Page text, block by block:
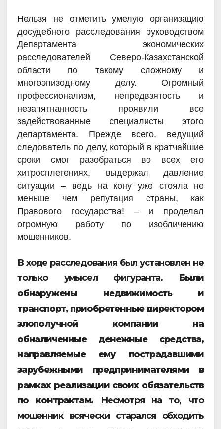
Нельзя не отметить умелую организацию
досудебного расследования руководством
Департамента экономических
расследователей Северо-Казахстанской
области по такому сложному и
многоэпизодному делу. Огромный
профессионализм, непредвзятость и
незапятнанность проявили все
задействованные специалисты этого
департамента. Прежде всего, ведущий
следователь по делу, который в кратчайшие
сроки смог разобраться во всех его
хитросплетениях, выдержал давление
ситуации – ведь на кону уже стояла не
меньше чем репутация страны, как
Правового государства! – и проделал
огромную работу по изобличению
мошенников.
В ходе расследования был установлен не
только умысел фигуранта. Были
обнаружены недвижимость и
транспорт, приобретенные директором
злополучной компании на
обналиченные денежные средства,
направляемые ему пострадавшими
зарубежными предпринимателями в
рамках реализации своих обязательств
по контрактам. Несмотря на то, что
мошенник всячески старался обходить